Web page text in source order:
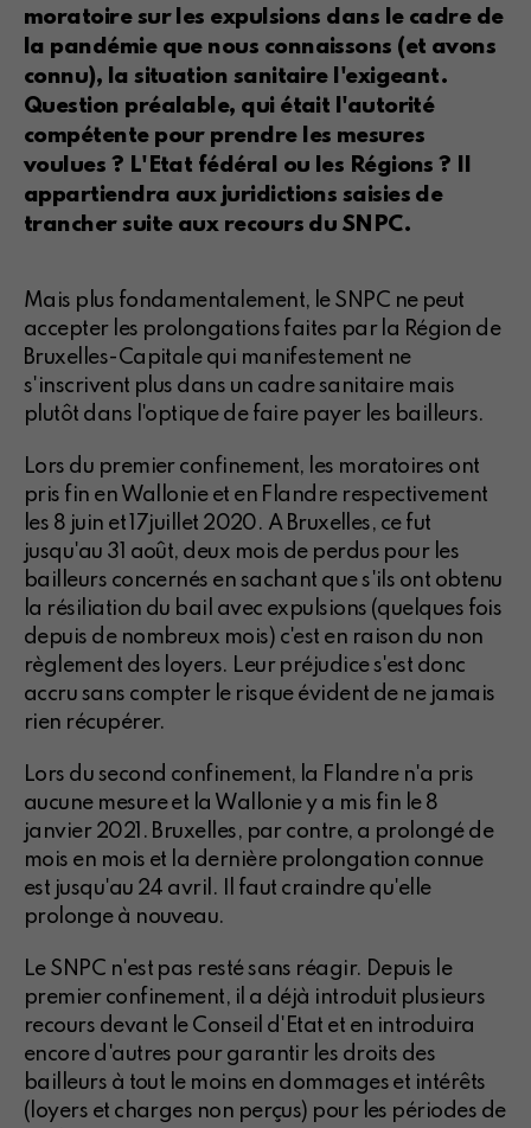
moratoire sur les expulsions dans le cadre de
la pandémie que nous connaissons (et avons
connu), la situation sanitaire l'exigeant.
Question préalable, qui était l'autorité
compétente pour prendre les mesures
voulues ? L'Etat fédéral ou les Régions ? Il
appartiendra aux juridictions saisies de
trancher suite aux recours du SNPC.
Mais plus fondamentalement, le SNPC ne peut
accepter les prolongations faites par la Région de
Bruxelles-Capitale qui manifestement ne
s'inscrivent plus dans un cadre sanitaire mais
plutôt dans l'optique de faire payer les bailleurs.
Lors du premier confinement, les moratoires ont
pris fin en Wallonie et en Flandre respectivement
les 8 juin et 17juillet 2020. A Bruxelles, ce fut
jusqu'au 31 août, deux mois de perdus pour les
bailleurs concernés en sachant que s'ils ont obtenu
la résiliation du bail avec expulsions (quelques fois
depuis de nombreux mois) c'est en raison du non
règlement des loyers. Leur préjudice s'est donc
accru sans compter le risque évident de ne jamais
rien récupérer.
Lors du second confinement, la Flandre n'a pris
aucune mesure et la Wallonie y a mis fin le 8
janvier 2021. Bruxelles, par contre, a prolongé de
mois en mois et la dernière prolongation connue
est jusqu'au 24 avril. Il faut craindre qu'elle
prolonge à nouveau.
Le SNPC n'est pas resté sans réagir. Depuis le
premier confinement, il a déjà introduit plusieurs
recours devant le Conseil d'Etat et en introduira
encore d'autres pour garantir les droits des
bailleurs à tout le moins en dommages et intérêts
(loyers et charges non perçus) pour les périodes de